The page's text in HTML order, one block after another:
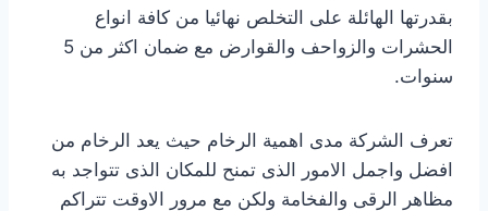
بقدرتها الهائلة على التخلص نهائيا من كافة انواع
الحشرات والزواحف والقوارض مع ضمان اكثر من 5
سنوات.
تعرف الشركة مدى اهمية الرخام حيث يعد الرخام من
افضل واجمل الامور الذى تمنح للمكان الذى تتواجد به
مظاهر الرقى والفخامة ولكن مع مرور الاوقت تتراكم